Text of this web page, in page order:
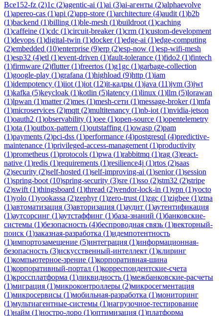
Все152-fz (2)1c (2)agentic-ai (1)ai (3)ai-агенты (2)alphaevolve
(1)apereo-cas (1)api (2)app-store (1)architecture (4)audit (1)b2b
(1)backend (1)billing (1)ble-mesh (1)buildroot (1)caching
(1)caffeine (1)cdc (1)circuit-breaker(1)crm (1)custom-development
(1)devops (1)digital-twin (1)docker(1)edge-ai (1)edge-computing
(2)embedded (10)enterprise (9)erp (2)esp-now (1)esp-wifi-mesh
(1)esp32 (4)etl (1)event-driven (1)fault-tolerance (1)fido2 (1)fintech
(1)firmware (2)flutter(1)freertos (1)g1gc (1)garbage-collection
(1)google-play (1)grafana (1)highload (9)http (1)iam
(1)idempotency (1)iiot (1)iot (12)it-кадры (1)java (11)jvm (3)jwt
(1)kafka (5)keycloak (1)kotlin (5)latency (1)linux (1)llm (5)lorawan
(1)lpwan (1)matter(2)mes (1)mesh-сети (1)message-broker(1)mfa
(1)microservices (2)mqtt (2)multitenancy (1)nb-iot (1)nvidia-jetson
(1)oauth2 (1)observability (1)oee (1)open-source (1)opentelemetry
(1)ota (1)outbox-pattern (1)outstaffing (1)owasp (2)pam
(1)payments (2)pci-dss (1)performance (4)postgresql (4)predictive-
maintenance (1)privileged-access-management (1)productivity
(1)prometheus (1)protocols (1)pwa (1)rabbitmq (1)rag (3)react-
native (1)redis (1)requirements (1)resilience4j (1)rtos (2)saas
(2)security (2)self-hosted (1)self-improving-ai (1)senior(1)session
(1)spring-boot (10)spring-security (3)sre (1)sso (2)stm32 (2)stripe
(2)swift (1)thingsboard (1)thread (2)vendor-lock-in (1)vpn (1)yocto
(1)yolo (1)yookassa (2)zephyr(1)zero-trust (1)zgc (1)zigbee (1)ztna
(1)автоматизация (3)авторизация (1)аудит (1)аутентификация
(1)аутсорсинг (1)аутстаффинг (1)база-знаний (1)банковские-
системы (1)безопасность (4)беспроводная связь (1)векторный-
поиск (1)заказная-разработка (1)идемпотентность
(1)импортозамещение (5)интеграция (1)информационная-
безопасность (3)искусственный-интеллект (1)клиринг
(1)компьютерное-зрение (1)корпоративная-шина
(1)корпоративный-портал (1)корреспондентские-счета
(1)кроссплатформа (1)ликвидность (1)межбанковские-расчеты
(1)миграция (1)микроконтроллеры (2)микросегментация
(1)микросервисы (1)мобильная-разработка (1)мониторинг
(1)мультиагентные-системы (1)нагрузочное-тестирование
(1)найм (1)ностро-лоро (1)оптимизация (1)платформа